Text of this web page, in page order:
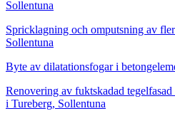
Sollentuna
Spricklagning och omputsning av
Sollentuna
Byte av dilatationsfogar i
Renovering av fuktskadad
i Tureberg, Sollentuna